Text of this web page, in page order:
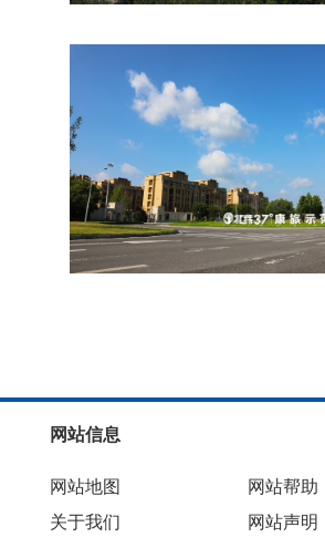
网站信息
网站地图
网站帮助
关于我们
网站声明